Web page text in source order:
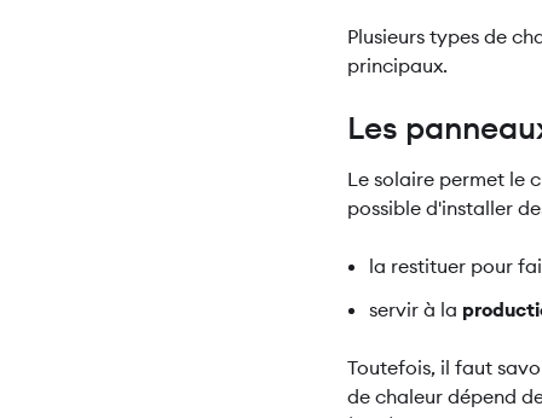
Plusieurs types de
principaux.
Les
Le solaire permet le
possible d'installer
la restituer pour
servir à la
Toutefois, il faut
de chaleur dépend